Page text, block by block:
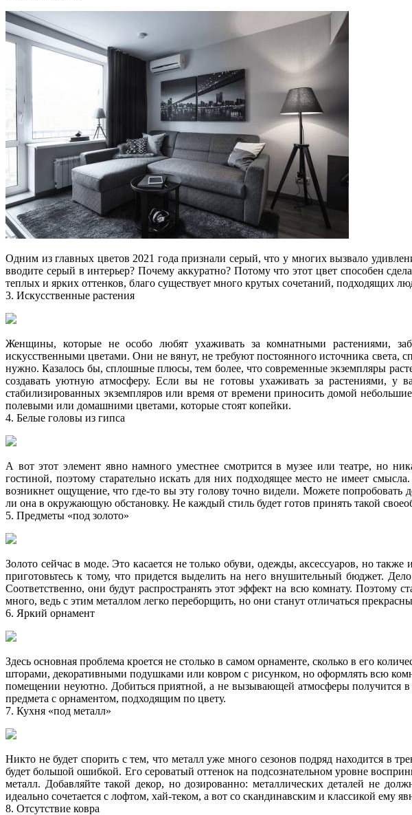
Одним из главных цветов 2021 года признали серый, что у многих вызвало
вводите серый в интерьер? Почему аккуратно? Потому что этот цвет способен
теплых и ярких оттенков, благо существует много крутых сочетаний, подходящих
3. Искусственные растения
Женщины, которые не особо любят ухаживать за комнатными растениями,
искусственными цветами. Они не вянут, не требуют постоянного источника света,
нужно. Казалось бы, сплошные плюсы, тем более, что современные экземпляры
создавать уютную атмосферу. Если вы не готовы ухаживать за растениями, у
стабилизированных экземпляров или время от времени приносить домой
полевыми или домашними цветами, которые стоят копейки.
4. Белые головы из гипса
А вот этот элемент явно намного уместнее смотрится в музее или театре, но
гостиной, поэтому старательно искать для них подходящее место не имеет
возникнет ощущение, что где-то вы эту голову точно видели. Можете попробовать
ли она в окружающую обстановку. Не каждый стиль будет готов принять такой
5. Предметы «под золото»
Золото сейчас в моде. Это касается не только обуви, одежды, аксессуаров, но
приготовьтесь к тому, что придется выделить на него внушительный бюджет.
Соответственно, они будут распространять этот эффект на всю комнату. Поэтому
много, ведь с этим металлом легко переборщить, но они станут отличаться
6. Яркий орнамент
Здесь основная проблема кроется не столько в самом орнаменте, сколько в его
шторами, декоративными подушками или ковром с рисунком, но оформлять всю
помещении неуютно. Добиться приятной, а не вызывающей атмосферы получится в
предмета с орнаментом, подходящим по цвету.
7. Кухня «под металл»
Никто не будет спорить с тем, что металл уже много сезонов подряд находится в
будет большой ошибкой. Его сероватый оттенок на подсознательном уровне
металл. Добавляйте такой декор, но дозированно: металлических деталей не
идеально сочетается с лофтом, хай-теком, а вот со скандинавским и классикой ему
8. Отсутствие ковра